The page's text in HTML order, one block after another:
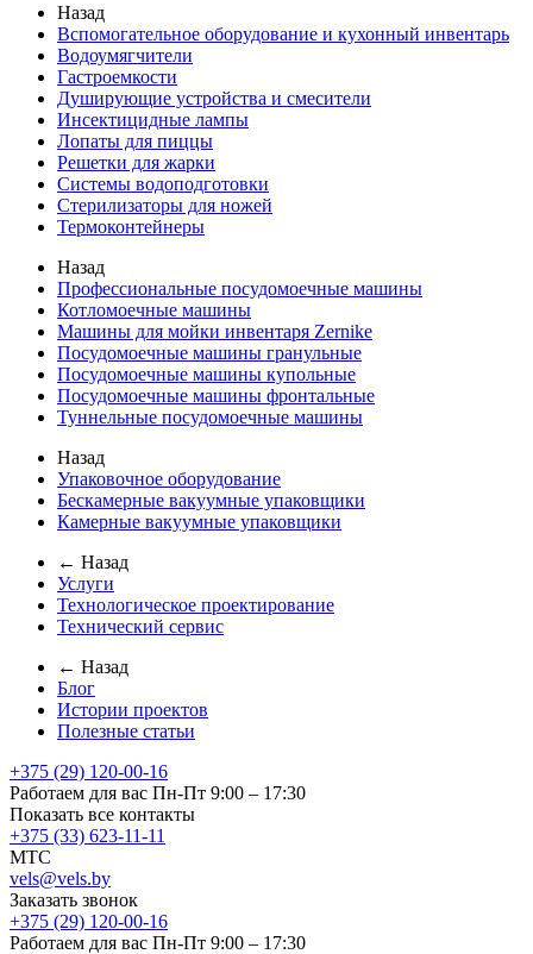
Назад
Вспомогательное оборудование и кухонный инвентарь
Водоумягчители
Гастроемкости
Душирующие устройства и смесители
Инсектицидные лампы
Лопаты для пиццы
Решетки для жарки
Системы водоподготовки
Стерилизаторы для ножей
Термоконтейнеры
Назад
Профессиональные посудомоечные машины
Котломоечные машины
Машины для мойки инвентаря Zernike
Посудомоечные машины гранульные
Посудомоечные машины купольные
Посудомоечные машины фронтальные
Туннельные посудомоечные машины
Назад
Упаковочное оборудование
Бескамерные вакуумные упаковщики
Камерные вакуумные упаковщики
← Назад
Услуги
Технологическое проектирование
Технический сервис
← Назад
Блог
Истории проектов
Полезные статьи
+375 (29) 120-00-16
Работаем для вас Пн-Пт 9:00 – 17:30
Показать все контакты
+375 (33) 623-11-11
MTC
vels@vels.by
Заказать звонок
+375 (29) 120-00-16
Работаем для вас Пн-Пт 9:00 – 17:30